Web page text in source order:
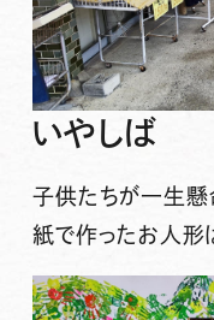
いやしば
子供たちが一生懸
紙で作ったお人形